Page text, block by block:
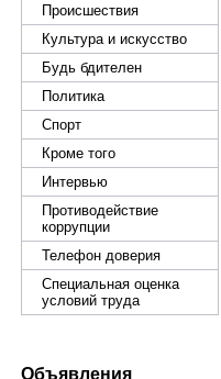
Происшествия
Культура и искусство
Будь бдителен
Политика
Спорт
Кроме того
Интервью
Противодействие
коррупции
Телефон доверия
Специальная оценка
условий труда
Объявления